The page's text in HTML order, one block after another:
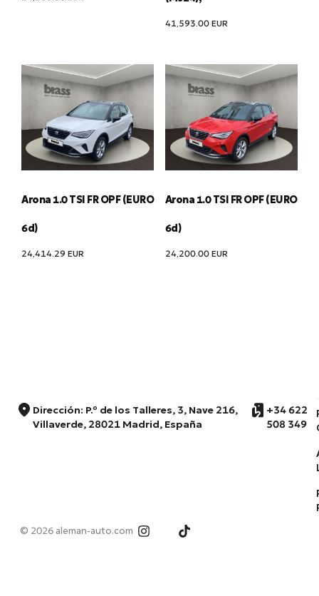
41,593.00 EUR
Arona 1.0 TSI FR OPF (EURO
6d)
24,414.29 EUR
Arona 1.0 TSI FR OPF (EURO
6d)
24,200.00 EUR
Dirección: P.º de los Talleres, 3, Nave 216,
Villaverde, 28021 Madrid, España
+34 622
508 349
© 2026 aleman-auto.com